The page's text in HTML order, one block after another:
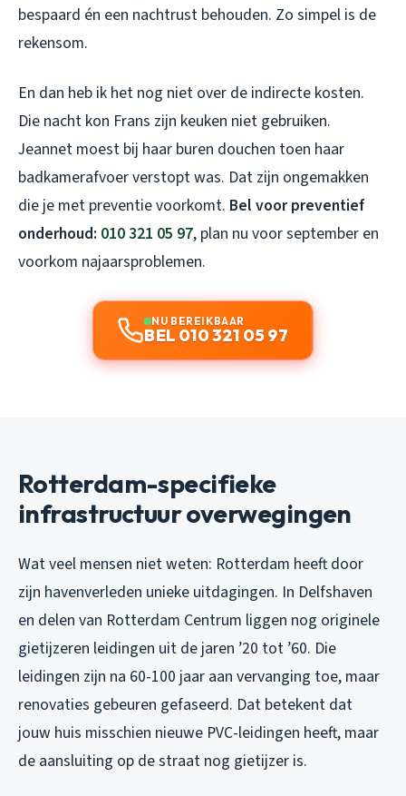
bespaard én een nachtrust behouden. Zo simpel is de
rekensom.
En dan heb ik het nog niet over de indirecte kosten.
Die nacht kon Frans zijn keuken niet gebruiken.
Jeannet moest bij haar buren douchen toen haar
badkamerafvoer verstopt was. Dat zijn ongemakken
die je met preventie voorkomt. Bel voor preventief
onderhoud: 010 321 05 97, plan nu voor september en
voorkom najaarsproblemen.
NU BEREIKBAAR
BEL 010 321 05 97
Rotterdam-specifieke
infrastructuur overwegingen
Wat veel mensen niet weten: Rotterdam heeft door
zijn havenverleden unieke uitdagingen. In Delfshaven
en delen van Rotterdam Centrum liggen nog originele
gietijzeren leidingen uit de jaren ’20 tot ’60. Die
leidingen zijn na 60-100 jaar aan vervanging toe, maar
renovaties gebeuren gefaseerd. Dat betekent dat
jouw huis misschien nieuwe PVC-leidingen heeft, maar
de aansluiting op de straat nog gietijzer is.